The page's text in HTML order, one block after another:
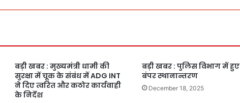
बड़ी खबर : मुख्यमंत्री धामी की
सुरक्षा में चूक के संबंध में ADG INT
ने दिए त्वरित और कठोर कार्यवाही
के निर्देश
बड़ी खबर : पुलिस विभाग में हुए
बंपर स्थानान्तरण
December 18, 2025